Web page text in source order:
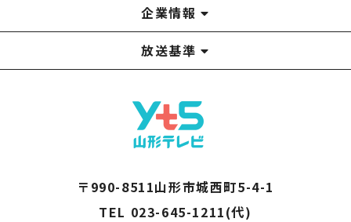
YTSニュース
番組
アナウンサー
プレゼント
イベント
みるるん星人
YTS見学ツアー
番組表
お問い合わせ
企業情報
企業情報
役員構成
YTS山形テレビ SDGs 宣言
採用情報
山形テレビ人権方針
山形テレビ国民保護業務計画提出文
個人情報基本方針
情報セキュリティ基本方針
視聴データの取扱いについて
系列局一覧
中継局一覧
放送基準
〒990-8511山形市城西町5-4-1
TEL 023-645-1211(代)